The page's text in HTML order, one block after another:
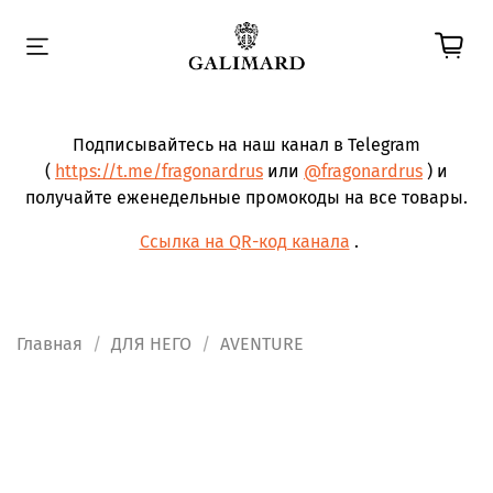
Подписывайтесь на наш канал в Telegram
( https://t.me/fragonardrus или @fragonardrus ) и
получайте еженедельные промокоды на все товары.
Ссылка на QR-код канала .
Главная ДЛЯ НЕГО AVENTURE